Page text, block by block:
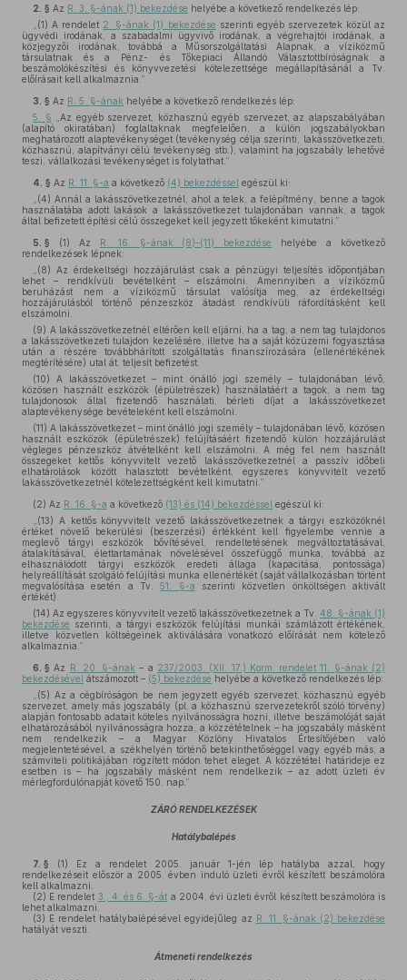
2. § Az R. 3. §-ának (1) bekezdése helyébe a következő rendelkezés lép:
„(1) A rendelet 2. §-ának (1) bekezdése szerinti egyéb szervezetek közül az
ügyvédi irodának, a szabadalmi ügyvivő irodának, a végrehajtói irodának, a
közjegyzői irodának, továbbá a Műsorszolgáltatási Alapnak, a víziközmű
társulatnak és a Pénz- és Tőkepiaci Állandó Választottbíróságnak a
beszámolókészítési és könyvvezetési kötelezettsége megállapításánál a Tv.
előírásait kell alkalmaznia.”
3. § Az R. 5. §-ának helyébe a következő rendelkezés lép:
5. § „Az egyéb szervezet, közhasznú egyéb szervezet, az alapszabályában
(alapító okiratában) foglaltaknak megfelelően, a külön jogszabályokban
meghatározott alaptevékenységet (tevékenység célja szerinti, lakásszövetkezeti,
közhasznú, alapítványi célú tevékenység stb.), valamint ha jogszabály lehetővé
teszi, vállalkozási tevékenységet is folytathat.”
4. § Az R. 11. §-a a következő (4) bekezdéssel egészül ki:
„(4) Annál a lakásszövetkezetnél, ahol a telek, a felépítmény, benne a tagok
használatába adott lakások a lakásszövetkezet tulajdonában vannak, a tagok
által befizetett építési célú összegeket kell jegyzett tőkeként kimutatni.”
5. § (1) Az R. 16. §-ának (8)–(11) bekezdése
helyébe a következő
rendelkezések lépnek:
„(8) Az érdekeltségi hozzájárulást csak a pénzügyi teljesítés időpontjában
lehet – rendkívüli bevételként – elszámolni. Amennyiben a víziközmű
beruházást nem a víziközmű társulat valósítja meg, az érdekeltségi
hozzájárulásból történő pénzeszköz átadást rendkívüli ráfordításként kell
elszámolni.
(9) A lakásszövetkezetnél eltérően kell eljárni, ha a tag, a nem tag tulajdonos
a lakásszövetkezeti tulajdon kezelésére, illetve ha a saját közüzemi fogyasztása
után a részére továbbhárított szolgáltatás finanszírozására (ellenértékének
megtérítésére) utal át, teljesít befizetést.
(10) A lakásszövetkezet – mint önálló jogi személy – tulajdonában lévő,
közösen használt eszközök (épületrészek) használatáért a tagok, a nem tag
tulajdonosok által fizetendő használati, bérleti díjat a lakásszövetkezet
alaptevékenysége bevételeként kell elszámolni.
(11) A lakásszövetkezet – mint önálló jogi személy – tulajdonában lévő, közösen
használt eszközök (épületrészek) felújításáért fizetendő külön hozzájárulást
végleges pénzeszköz átvételként kell elszámolni. A még fel nem használt
összegeket kettős könyvvitelt vezető lakásszövetkezetnél a passzív időbeli
elhatárolások között halasztott bevételként, egyszeres könyvvitelt vezető
lakásszövetkezetnél kötelezettségként kell kimutatni.”
(2) Az R. 16. §-a a következő (13) és (14) bekezdéssel egészül ki:
„(13) A kettős könyvvitelt vezető lakásszövetkezetnek a tárgyi eszközöknél
értéket növelő bekerülési (beszerzési) értékként kell figyelembe vennie a
meglevő tárgyi eszközök bővítésével, rendeltetésének megváltoztatásával,
átalakításával, élettartamának növelésével összefüggő munka, továbbá az
elhasználódott tárgyi eszközök eredeti állaga (kapacitása, pontossága)
helyreállítását szolgáló felújítási munka ellenértékét (saját vállalkozásban történt
megvalósítása esetén a Tv.51. §-a szerinti közvetlen önköltségen aktivált
értékét).
(14) Az egyszeres könyvvitelt vezető lakásszövetkezetnek a Tv. 48. §-ának (1)
bekezdése szerinti, a tárgyi eszközök felújítási munkái számlázott értékének,
illetve közvetlen költségeinek aktiválására vonatkozó előírását nem kötelező
alkalmaznia.”
6. § Az R. 20. §-ának – a 237/2003. (XII. 17.) Korm. rendelet 11. §-ának (2)
bekezdésével átszámozott – (5) bekezdése helyébe a következő rendelkezés lép:
„(5) Az a cégbíróságon be nem jegyzett egyéb szervezet, közhasznú egyéb
szervezet, amely más jogszabály (pl. a közhasznú szervezetekről szóló törvény)
alapján fontosabb adatait köteles nyilvánosságra hozni, illetve beszámolóját saját
elhatározásából nyilvánosságra hozza, a közzétételnek – ha jogszabály másként
nem rendelkezik – a Magyar Közlöny Hivatalos Értesítőjében való
megjelentetésével, a székhelyén történő betekinthetőséggel vagy egyéb más, a
számviteli politikájában rögzített módon tehet eleget. A közzététel határideje ez
esetben is – ha jogszabály másként nem rendelkezik – az adott üzleti év
mérlegfordulónapját követő 150. nap.”
ZÁRÓ RENDELKEZÉSEK
Hatálybalépés
7. § (1) Ez a rendelet 2005. január 1-jén lép hatályba azzal, hogy
rendelkezéseit először a 2005. évben induló üzleti évről készített beszámolóra
kell alkalmazni.
(2) E rendelet 3., 4. és 6. §-át a 2004. évi üzleti évről készített beszámolóra is
lehet alkalmazni.
(3) E rendelet hatálybalépésével egyidejűleg az R. 11. §-ának (2) bekezdése
hatályát veszti.
Átmeneti rendelkezés